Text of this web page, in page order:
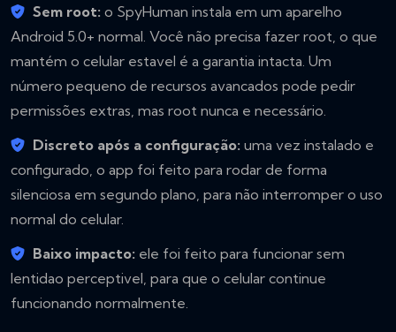
Sem root: o SpyHuman instala em um aparelho
Android 5.0+ normal. Você não precisa fazer root, o que
mantém o celular estavel é a garantia intacta. Um
número pequeno de recursos avancados pode pedir
permissões extras, mas root nunca e necessário.
Discreto após a configuração: uma vez instalado e
configurado, o app foi feito para rodar de forma
silenciosa em segundo plano, para não interromper o uso
normal do celular.
Baixo impacto: ele foi feito para funcionar sem
lentidao perceptivel, para que o celular continue
funcionando normalmente.